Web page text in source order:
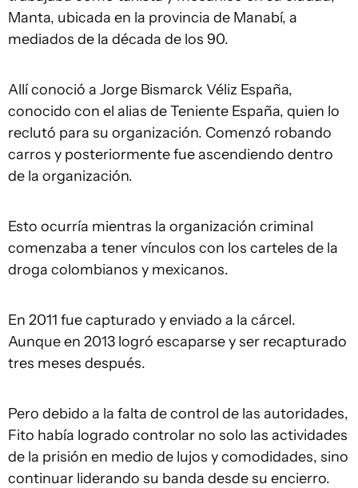
Manta, ubicada en la provincia de Manabí, a
mediados de la década de los 90.
Allí conoció a Jorge Bismarck Véliz España,
conocido con el alias de Teniente España, quien lo
reclutó para su organización. Comenzó robando
carros y posteriormente fue ascendiendo dentro
de la organización.
Esto ocurría mientras la organización criminal
comenzaba a tener vínculos con los carteles de la
droga colombianos y mexicanos.
En 2011 fue capturado y enviado a la cárcel.
Aunque en 2013 logró escaparse y ser recapturado
tres meses después.
Pero debido a la falta de control de las autoridades,
Fito había logrado controlar no solo las actividades
de la prisión en medio de lujos y comodidades, sino
continuar liderando su banda desde su encierro.